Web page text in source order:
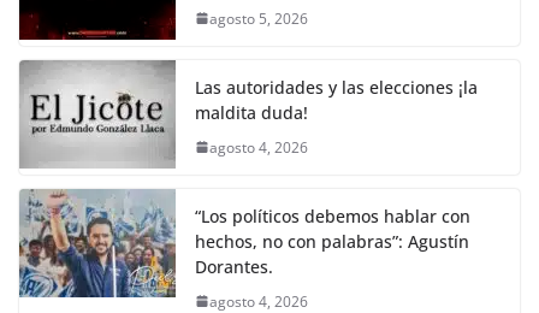
o
o
k
p k
agosto 5, 2026
Las autoridades y las elecciones ¡la
maldita duda!
agosto 4, 2026
“Los políticos debemos hablar con
hechos, no con palabras”: Agustín
Dorantes.
agosto 4, 2026